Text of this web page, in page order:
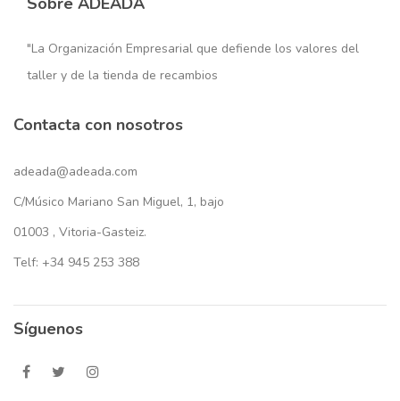
"La Organización Empresarial que defiende los valores del
taller y de la tienda de recambios
Contacta con nosotros
adeada@adeada.com
C/Músico Mariano San Miguel, 1, bajo
01003 , Vitoria-Gasteiz.
Telf: +34 945 253 388
Síguenos